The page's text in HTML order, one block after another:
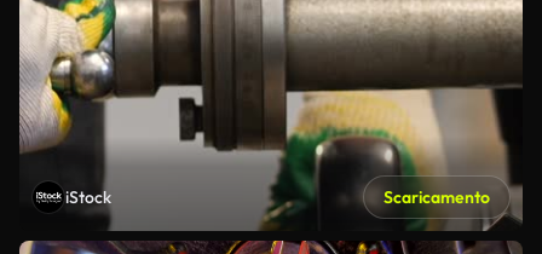
iStock Scaricamento